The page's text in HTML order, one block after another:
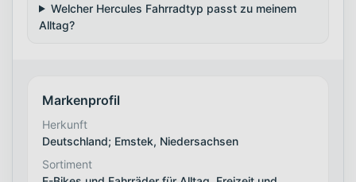
Welcher Hercules Fahrradtyp passt zu meinem
Alltag?
Markenprofil
Herkunft
Deutschland; Emstek, Niedersachsen
Sortiment